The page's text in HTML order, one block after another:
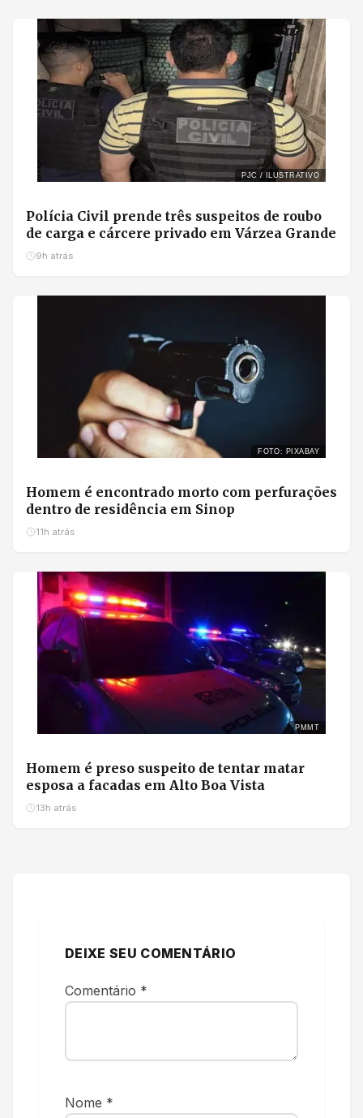
PJC / ILUSTRATIVO
Polícia Civil prende três suspeitos de roubo
de carga e cárcere privado em Várzea Grande
9h atrás
FOTO: PIXABAY
Homem é encontrado morto com perfurações
dentro de residência em Sinop
11h atrás
PMMT
Homem é preso suspeito de tentar matar
esposa a facadas em Alto Boa Vista
13h atrás
DEIXE SEU COMENTÁRIO
Comentário *
Nome *